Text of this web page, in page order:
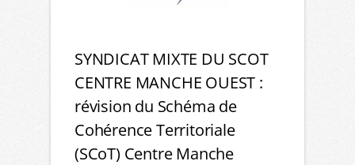
SYNDICAT MIXTE DU SCOT
CENTRE MANCHE OUEST :
révision du Schéma de
Cohérence Territoriale
(SCoT) Centre Manche